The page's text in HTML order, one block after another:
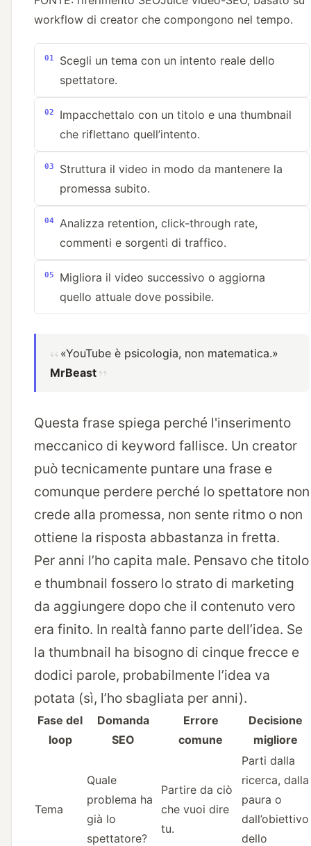
workflow di creator che compongono nel tempo.
Scegli un tema con un intento reale dello
spettatore.
Impacchettalo con un titolo e una thumbnail
che riflettano quell’intento.
Struttura il video in modo da mantenere la
promessa subito.
Analizza retention, click-through rate,
commenti e sorgenti di traffico.
Migliora il video successivo o aggiorna
quello attuale dove possibile.
«YouTube è psicologia, non matematica.»
MrBeast
Questa frase spiega perché l'inserimento
meccanico di keyword fallisce. Un creator
può tecnicamente puntare una frase e
comunque perdere perché lo spettatore non
crede alla promessa, non sente ritmo o non
ottiene la risposta abbastanza in fretta.
Per anni l’ho capita male. Pensavo che titolo
e thumbnail fossero lo strato di marketing
da aggiungere dopo che il contenuto vero
era finito. In realtà fanno parte dell’idea. Se
la thumbnail ha bisogno di cinque frecce e
dodici parole, probabilmente l’idea va
potata (sì, l’ho sbagliata per anni).
Fase del
loop
Domanda
SEO
Errore
comune
Decisione
migliore
Tema
Quale
problema ha
già lo
spettatore?
Partire da ciò
che vuoi dire
tu.
Parti dalla
ricerca, dalla
paura o
dall’obiettivo
dello